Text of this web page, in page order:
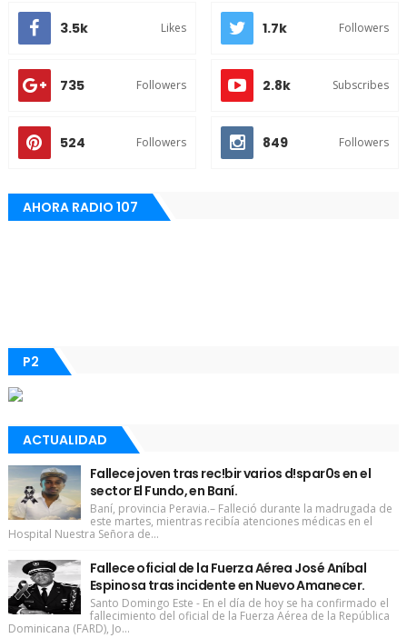
3.5k Likes 1.7k Followers
735 Followers 2.8k Subscribes
524 Followers 849 Followers
AHORA RADIO 107
P2
ACTUALIDAD
Fallece joven tras rec!bir varios d!spar0s en el
sector El Fundo, en Baní.
Baní, provincia Peravia.– Falleció durante la madrugada de
este martes, mientras recibía atenciones médicas en el
Hospital Nuestra Señora de...
Fallece oficial de la Fuerza Aérea José Aníbal
Espinosa tras incidente en Nuevo Amanecer.
Santo Domingo Este - En el día de hoy se ha confirmado el
fallecimiento del oficial de la Fuerza Aérea de la República
Dominicana (FARD), Jo...